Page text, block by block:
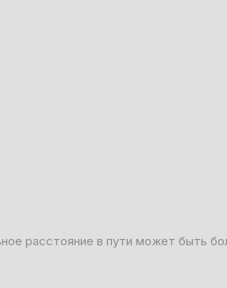
расстояние в пути может быть